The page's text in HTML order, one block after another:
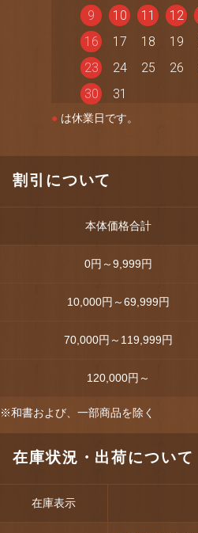
9
10 11 12
16
17 18 19
23
24 25 26
30
31
● は休業日です。
割引について
本体価格合計
0円～9,999円
10,000円～69,999円
70,000円～119,999円
120,000円～
※和書および、一部商品を除く
在庫状況・出荷について
在庫表示